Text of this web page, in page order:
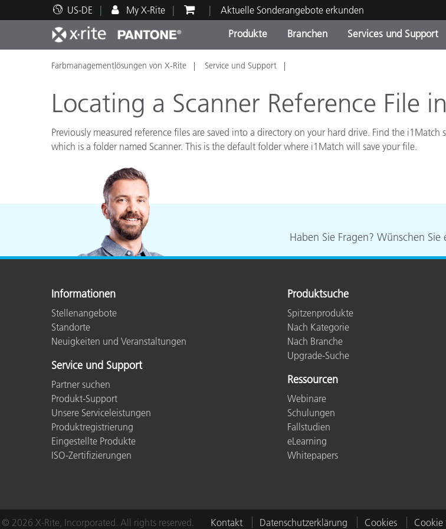
US-DE My X-Rite Aktuelle Sonderangebote erkunden
Produkte
Spitzenprodukte Produktkategorien
Online
Branchen
Druck und Verpackung
Automobil
Anstrichmittel und Lacke
Kosmetikhersteller
Services und Support
Technischer Support Service und Wartung
Pädagogische Ressourcen Ausbildung
Top
Farbmanagementlösungen von X-Rite Service und Support
Locating a Scanner Reference File
Previously measured reference files are saved into a directory on your hard drive. Find the
which is a folder named Scanner. This is the default folder where i1Match will save your file.
Haben Sie Fragen? Wünschen
Informationen
Stellenangebote
Standorte
Neuigkeiten und Veranstaltungen
Service und Support
Partner suchen
Produkt-Support
Unsere Serviceleistungen
Produktregistrierung
Eingestellte Produkte
ISO-Zertifizierungen
Produktsuche
Spitzenprodukte
Nach Kategorie
Nach Branche
Upgrade-Suche
Ressourcen
Webinare
Schulungen
Fallstudien
eLearning
Whitepapers
© 2026 X-Rite, Incorporated. All rights reserved. Kontakt Datenschutzerklärung Cookies Cookie